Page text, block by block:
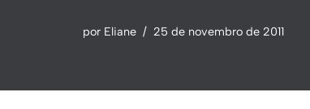
por Eliane 25 de novembro de 2011